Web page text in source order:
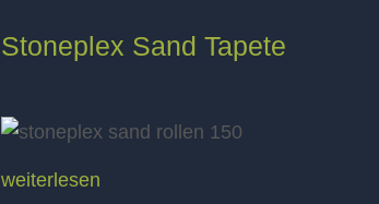
Stoneplex Sand Tapete
weiterlesen